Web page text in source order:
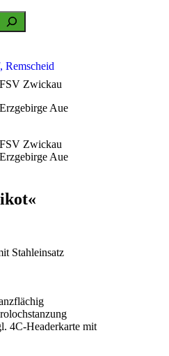
Stahleinsatz
4C-Headerkarte mit